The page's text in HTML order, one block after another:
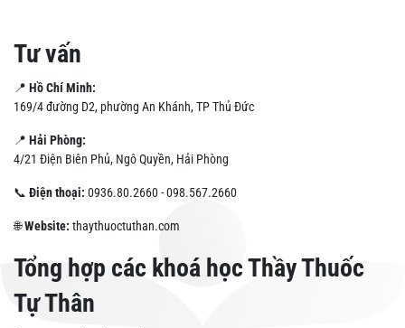
Tư vấn
📍 Hồ Chí Minh:
169/4 đường D2, phường An Khánh, TP Thủ Đức
📍 Hải Phòng:
4/21 Điện Biên Phủ, Ngô Quyền, Hải Phòng
📞 Điện thoại: 0936.80.2660 - 098.567.2660
🌐Website: thaythuoctuthan.com
Tổng hợp các khoá học Thầy Thuốc
Tự Thân